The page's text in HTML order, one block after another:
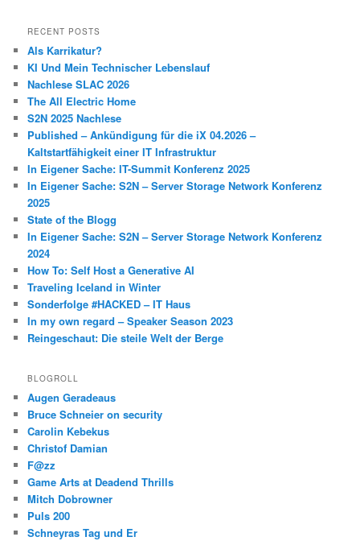
RECENT POSTS
Als Karrikatur?
KI Und Mein Technischer Lebenslauf
Nachlese SLAC 2026
The All Electric Home
S2N 2025 Nachlese
Published – Ankündigung für die iX 04.2026 –
Kaltstartfähigkeit einer IT Infrastruktur
In Eigener Sache: IT-Summit Konferenz 2025
In Eigener Sache: S2N – Server Storage Network Konferenz
2025
State of the Blogg
In Eigener Sache: S2N – Server Storage Network Konferenz
2024
How To: Self Host a Generative AI
Traveling Iceland in Winter
Sonderfolge #HACKED – IT Haus
In my own regard – Speaker Season 2023
Reingeschaut: Die steile Welt der Berge
BLOGROLL
Augen Geradeaus
Bruce Schneier on security
Carolin Kebekus
Christof Damian
F@zz
Game Arts at Deadend Thrills
Mitch Dobrowner
Puls 200
Schneyras Tag und Er